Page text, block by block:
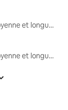
Locations moyenne et longue durée
Locations moyenne et longue durée